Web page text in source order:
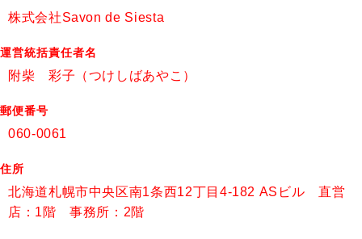
株式会社Savon de Siesta
運営統括責任者名
附柴 彩子（つけしばあやこ）
郵便番号
060-0061
住所
北海道札幌市中央区南1条西12丁目4-182 ASビル 直営
店：1階 事務所：2階